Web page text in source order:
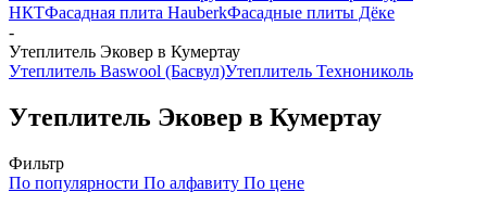
НКТФасадная плита HauberkФасадные плиты Дёке
-
Утеплитель Эковер в Кумертау
Утеплитель Baswool (Басвул)Утеплитель Технониколь
Утеплитель Эковер в Кумертау
Фильтр
По популярности По алфавиту По цене